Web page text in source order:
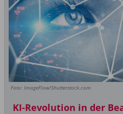
Foto: ImageFlow/Shutterstock.com
KI-Revolution in der